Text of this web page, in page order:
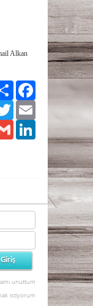
Alkan
Paylaş Facebook
Twitter Email
Gmail LinkedIn
unuttum
istiyorum